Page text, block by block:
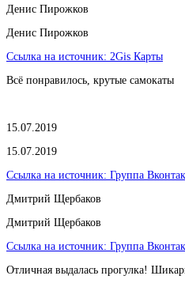
​Денис Пирожков
​Денис Пирожков
Ссылка на источник: 2Gis Карты
Всё понравилось, крутые самокаты
15.07.2019
15.07.2019
Ссылка на источник: Группа
Дмитрий Щербаков
Дмитрий Щербаков
Ссылка на источник: Группа
Отличная выдалась прогулка!